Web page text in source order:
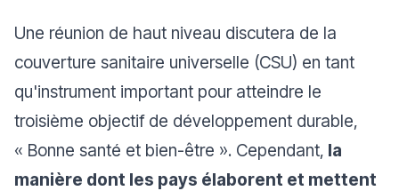
Une réunion de haut niveau discutera de la
couverture sanitaire universelle (CSU) en tant
qu'instrument important pour atteindre le
troisième objectif de développement durable,
« Bonne santé et bien-être ». Cependant, la
manière dont les pays élaborent et mettent